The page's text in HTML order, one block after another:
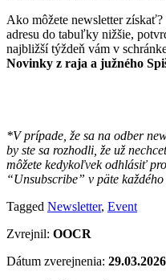
Ako môžete newsletter
adresu do tabuľky nižšie,
najbližší týždeň vám v
Novinky z raja a južného
*V prípade, že sa na odber
by ste sa rozhodli, že už
môžete kedykoľvek odhlásiť
“Unsubscribe” v päte
Tagged Newsletter, Event
Zvrejnil: OOCR
Dátum zverejnenia: 29.03.2026